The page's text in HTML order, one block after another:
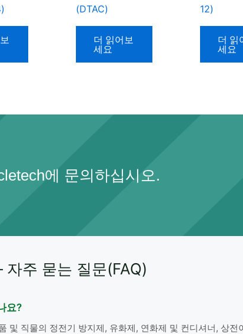
(DTAC)
더 읽어보
세요
12)
더 읽
세요
에 문의하십시오.
주 묻는 질문(FAQ)
요?
및 직물의 정전기 방지제, 유화제, 연화제 및 컨디셔너, 상